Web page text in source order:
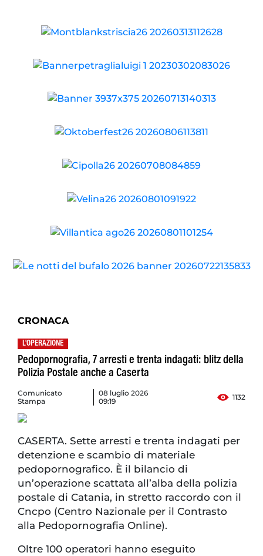
CRONACA
L'OPERAZIONE
Pedopornografia, 7 arresti e trenta indagati: blitz della
Polizia Postale anche a Caserta
Comunicato
Stampa
08 luglio 2026
09:19
1132
CASERTA. Sette arresti e trenta indagati per
detenzione e scambio di materiale
pedopornografico. È il bilancio di
un’operazione scattata all’alba della polizia
postale di Catania, in stretto raccordo con il
Cncpo (Centro Nazionale per il Contrasto
alla Pedopornografia Online).
Oltre 100 operatori hanno eseguito